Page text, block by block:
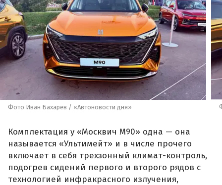
Фото Иван Бахарев / «Автоновости дня»
Комплектация у «Москвич М90» одна — она
называется «Ультимейт» и в числе прочего
включает в себя трехзонный климат-контроль,
подогрев сидений первого и второго рядов с
технологией инфракрасного излучения,